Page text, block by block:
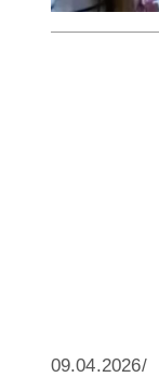
09.04.2026/